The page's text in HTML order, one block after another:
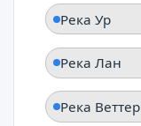
Река Ур
Река Лан
Река Веттер